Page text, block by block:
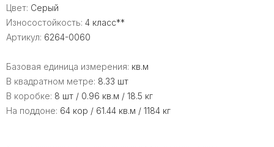
Цвет: Серый
Износостойкость: 4 класс**
Артикул: 6264-0060
Базовая единица измерения: кв.м
В квадратном метре: 8.33 шт
В коробке: 8 шт / 0.96 кв.м / 18.5 кг
На поддоне: 64 кор / 61.44 кв.м / 1184 кг